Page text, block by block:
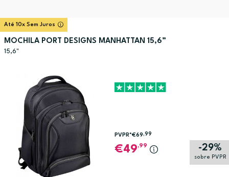
Até 10x Sem Juros
MOCHILA PORT DESIGNS MANHATTAN 15,6”
15,6"
-29%
sobre PVPR
PVPR*€69,99
49,99